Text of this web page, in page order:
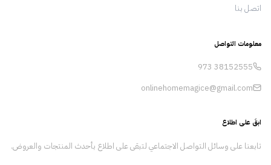
ونسعى جاهدين لإحداث تأثير إيجابي في المجتمعات
اتصل بنا
معلومات التواصل
973 38152555
onlinehomemagice@gmail.com
ابقَ على اطلاع
تابعنا على وسائل التواصل الاجتماعي لتبقى على اطلاع بأحدث المنتجات والعروض.